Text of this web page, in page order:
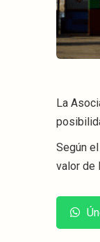
La
Según
valor de